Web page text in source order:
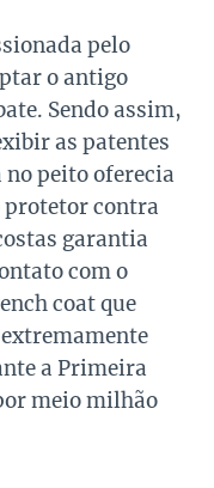
pelo
o antigo
Sendo assim,
as patentes
no peito oferecia
protetor contra
garantia
com o
coat que
a Primeira
meio milhão